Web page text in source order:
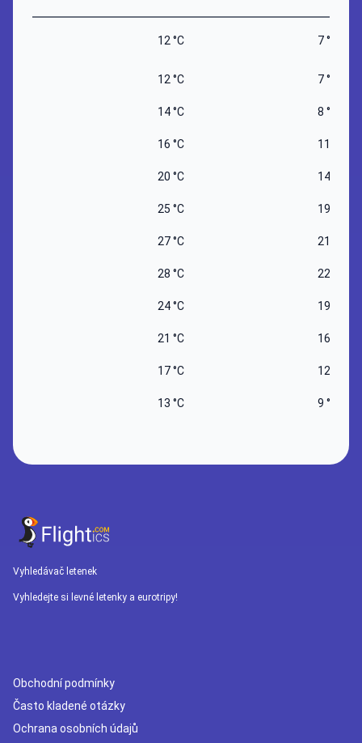
12 °C 7 °C
12 °C 7 °C
14 °C 8 °C
16 °C 11 °C
20 °C 14 °C
25 °C 19 °C
27 °C 21 °C
28 °C 22 °C
24 °C 19 °C
21 °C 16 °C
17 °C 12 °C
13 °C 9 °C
Vyhledávač letenek
Vyhledejte si levné letenky a eurotripy!
Obchodní podmínky
Často kladené otázky
Ochrana osobních údajů